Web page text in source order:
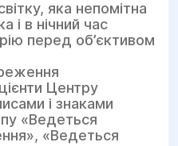
яка непомітна
і в нічний час
перед об’єктивом
Центру
і знаками
«Ведеться
«Ведеться